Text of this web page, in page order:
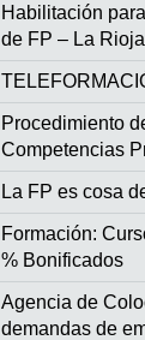
Habilitación
de FP – La Rioja
Procedimiento
Competencias
La FP es cosa
Formación:
% Bonificados
Agencia de
demandas de